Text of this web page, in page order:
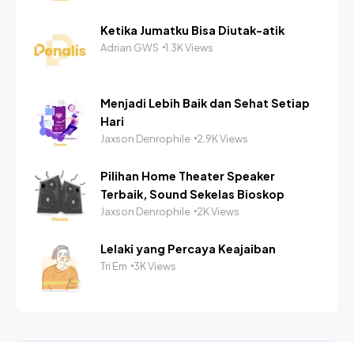
Ketika Jumatku Bisa Diutak-atik
Adrian GWS 1.3K Views
Menjadi Lebih Baik dan Sehat Setiap
Hari
Jaxson Denrophile 2.9K Views
Pilihan Home Theater Speaker
Terbaik, Sound Sekelas Bioskop
Jaxson Denrophile 2K Views
Lelaki yang Percaya Keajaiban
Tri Em 3K Views